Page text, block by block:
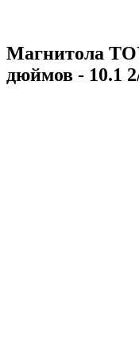
Магнитола
дюймов - 10.1